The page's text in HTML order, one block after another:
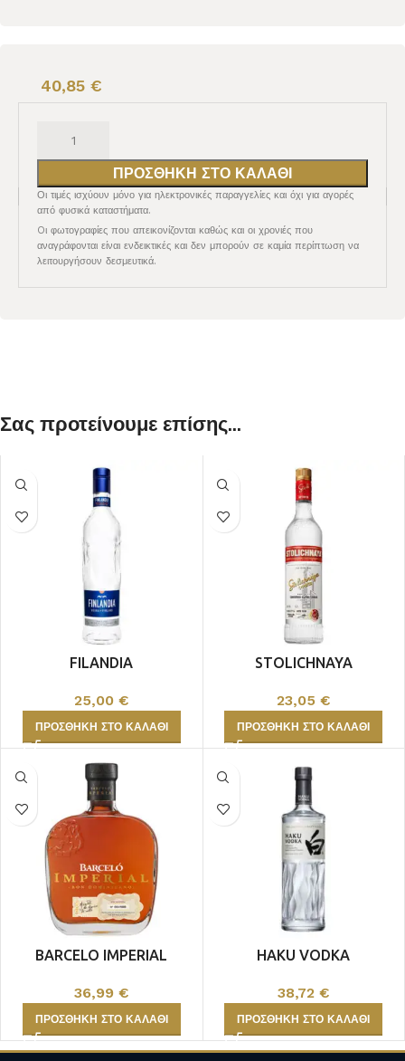
40,85 €
ΠΡΟΣΘΉΚΗ ΣΤΟ ΚΑΛΆΘΙ
Οι τιμές ισχύουν μόνο για ηλεκτρονικές παραγγελίες και όχι για αγορές
από φυσικά καταστήματα.
Oι φωτογραφίες που απεικονίζονται καθώς και οι χρονιές που
αναγράφονται είναι ενδεικτικές και δεν μπορούν σε καμία περίπτωση να
λειτουργήσουν δεσμευτικά.
Σας προτείνουμε επίσης...
FILANDIA
25,00 €
ΠΡΟΣΘΉΚΗ ΣΤΟ ΚΑΛΆΘΙ
STOLICHNAYA
23,05 €
ΠΡΟΣΘΉΚΗ ΣΤΟ ΚΑΛΆΘΙ
BARCELO IMPERIAL
36,99 €
ΠΡΟΣΘΉΚΗ ΣΤΟ ΚΑΛΆΘΙ
HAKU VODKA
38,72 €
ΠΡΟΣΘΉΚΗ ΣΤΟ ΚΑΛΆΘΙ